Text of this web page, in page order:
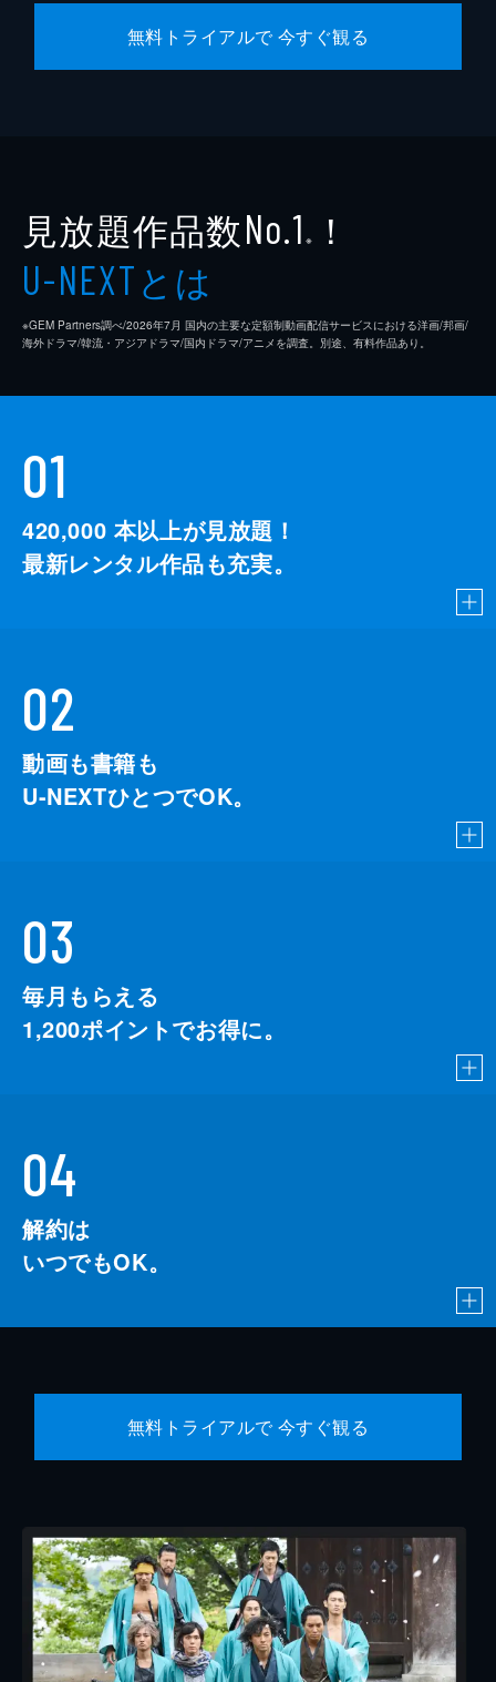
無料トライアルで 今すぐ観る
見放題作品数No.1 ※ ！
U-NEXTとは
※GEM Partners調べ/2026年7⽉ 国内の主要な定額制動画配信サービスにおける洋画/邦画/
海外ドラマ/韓流・アジアドラマ/国内ドラマ/アニメを調査。別途、有料作品あり。
01
420,000 本以上が見放題！
最新レンタル作品も充実。
02
動画も書籍も
U-NEXTひとつでOK。
03
毎月もらえる
1,200ポイントでお得に。
04
解約は
いつでもOK。
無料トライアルで 今すぐ観る